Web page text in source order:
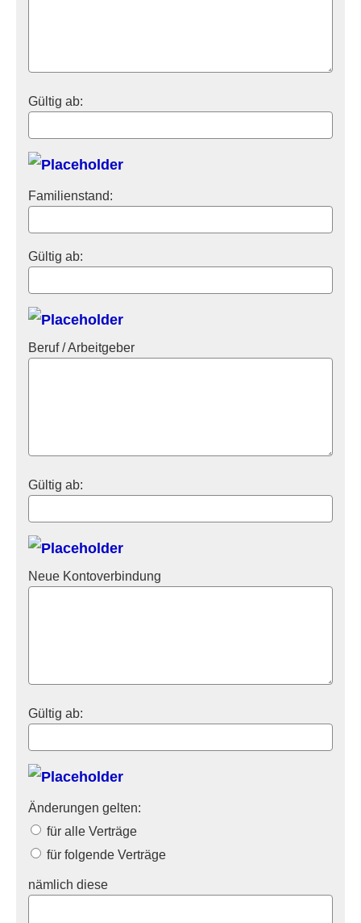
Gültig ab:
Familienstand:
Gültig ab:
Beruf / Arbeitgeber
Gültig ab:
Neue Kontoverbindung
Gültig ab:
Änderungen gelten:
für alle Verträge
für folgende Verträge
nämlich diese